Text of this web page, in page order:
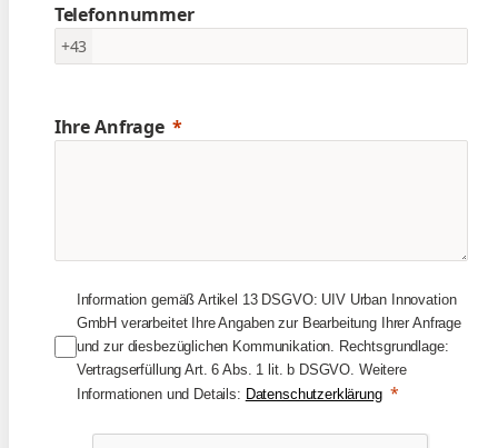
Telefonnummer
+43
Ihre Anfrage
Information gemäß Artikel 13 DSGVO: UIV Urban Innovation
GmbH verarbeitet Ihre Angaben zur Bearbeitung Ihrer Anfrage
und zur diesbezüglichen Kommunikation. Rechtsgrundlage:
Vertragserfüllung Art. 6 Abs. 1 lit. b DSGVO. Weitere
Informationen und Details: Datenschutzerklärung